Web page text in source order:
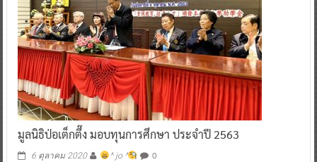
มูลนิธิป่อเต็กตึ๊ง มอบทุนการศึกษา ประจำปี 2563
6 ตุลาคม 2020 ^ jo ^ 0